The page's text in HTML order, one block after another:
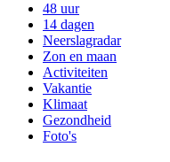
48 uur
14 dagen
Neerslagradar
Zon en maan
Activiteiten
Vakantie
Klimaat
Gezondheid
Foto's